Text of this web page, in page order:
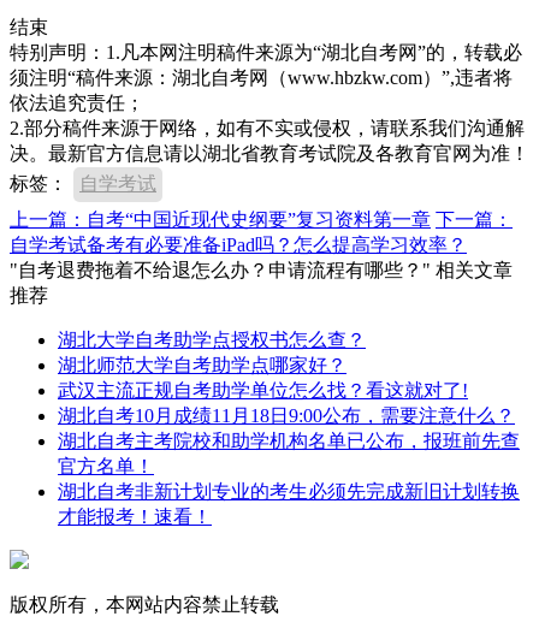
结束
特别声明：1.凡本网注明稿件来源为“湖北自考网”的，转载必
须注明“稿件来源：湖北自考网（www.hbzkw.com）”,违者将
依法追究责任；
2.部分稿件来源于网络，如有不实或侵权，请联系我们沟通解
决。最新官方信息请以湖北省教育考试院及各教育官网为准！
标签：
自学考试
上一篇：自考“中国近现代史纲要”复习资料第一章 下一篇：
自学考试备考有必要准备iPad吗？怎么提高学习效率？
"自考退费拖着不给退怎么办？申请流程有哪些？" 相关文章
推荐
湖北大学自考助学点授权书怎么查？
湖北师范大学自考助学点哪家好？
武汉主流正规自考助学单位怎么找？看这就对了!
湖北自考10月成绩11月18日9:00公布，需要注意什么？
湖北自考主考院校和助学机构名单已公布，报班前先查
官方名单！
湖北自考非新计划专业的考生必须先完成新旧计划转换
才能报考！速看！
版权所有，本网站内容禁止转载